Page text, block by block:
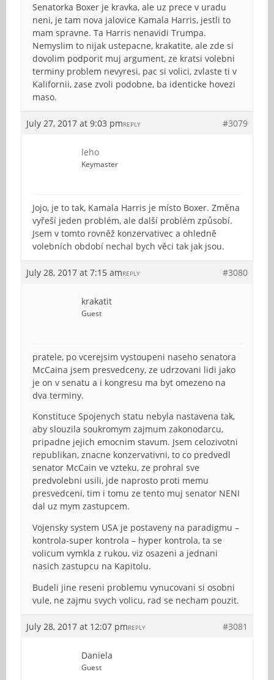
Senatorka Boxer je kravka, ale uz prece v uradu
neni, je tam nova jalovice Kamala Harris, jestli to
mam spravne. Ta Harris nenavidi Trumpa.
Nemyslim to nijak ustepacne, krakatite, ale zde si
dovolim podporit muj argument, ze kratsi volebni
terminy problem nevyresi, pac si volici, zvlaste ti v
Kalifornii, zase zvoli podobne, ba identicke hovezi
maso.
July 27, 2017 at 9:03 pm #3079
REPLY
leho
Keymaster
Jojo, je to tak, Kamala Harris je místo Boxer. Změna
vyřeší jeden problém, ale další problém způsobí.
Jsem v tomto rovněž konzervativec a ohledně
volebních období nechal bych věci tak jak jsou.
July 28, 2017 at 7:15 am #3080
REPLY
krakatit
Guest
pratele, po vcerejsim vystoupeni naseho senatora
McCaina jsem presvedceny, ze udrzovani lidi jako
je on v senatu a i kongresu ma byt omezeno na
dva terminy.
Konstituce Spojenych statu nebyla nastavena tak,
aby slouzila soukromym zajmum zakonodarcu,
pripadne jejich emocnim stavum. Jsem celozivotni
republikan, znacne konzervativni, to co predvedl
senator McCain ve vzteku, ze prohral sve
predvolebni usili, jde naprosto proti memu
presvedceni, tim i tomu ze tento muj senator NENI
dal uz mym zastupcem.
Vojensky system USA je postaveny na paradigmu –
kontrola-super kontrola – hyper kontrola, ta se
volicum vymkla z rukou, viz osazeni a jednani
nasich zastupcu na Kapitolu.
Budeli jine reseni problemu vynucovani si osobni
vule, ne zajmu svych volicu, rad se necham pouzit.
July 28, 2017 at 12:07 pm #3081
REPLY
Daniela
Guest